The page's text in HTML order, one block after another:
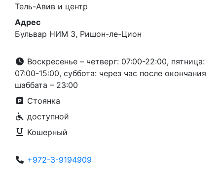
Тель-Авив и центр
Адрес
Бульвар НИМ 3, Ришон-ле-Цион
Воскресенье – четверг: 07:00-22:00, пятница:
07:00-15:00, суббота: через час после окончания
шаббата – 23:00
Стоянка
доступной
Кошерный
+972-3-9194909